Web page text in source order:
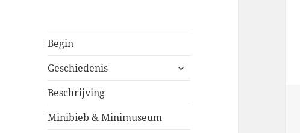
Begin
Geschiedenis
submenu
Beschrijving
Minibieb & Minimuseum